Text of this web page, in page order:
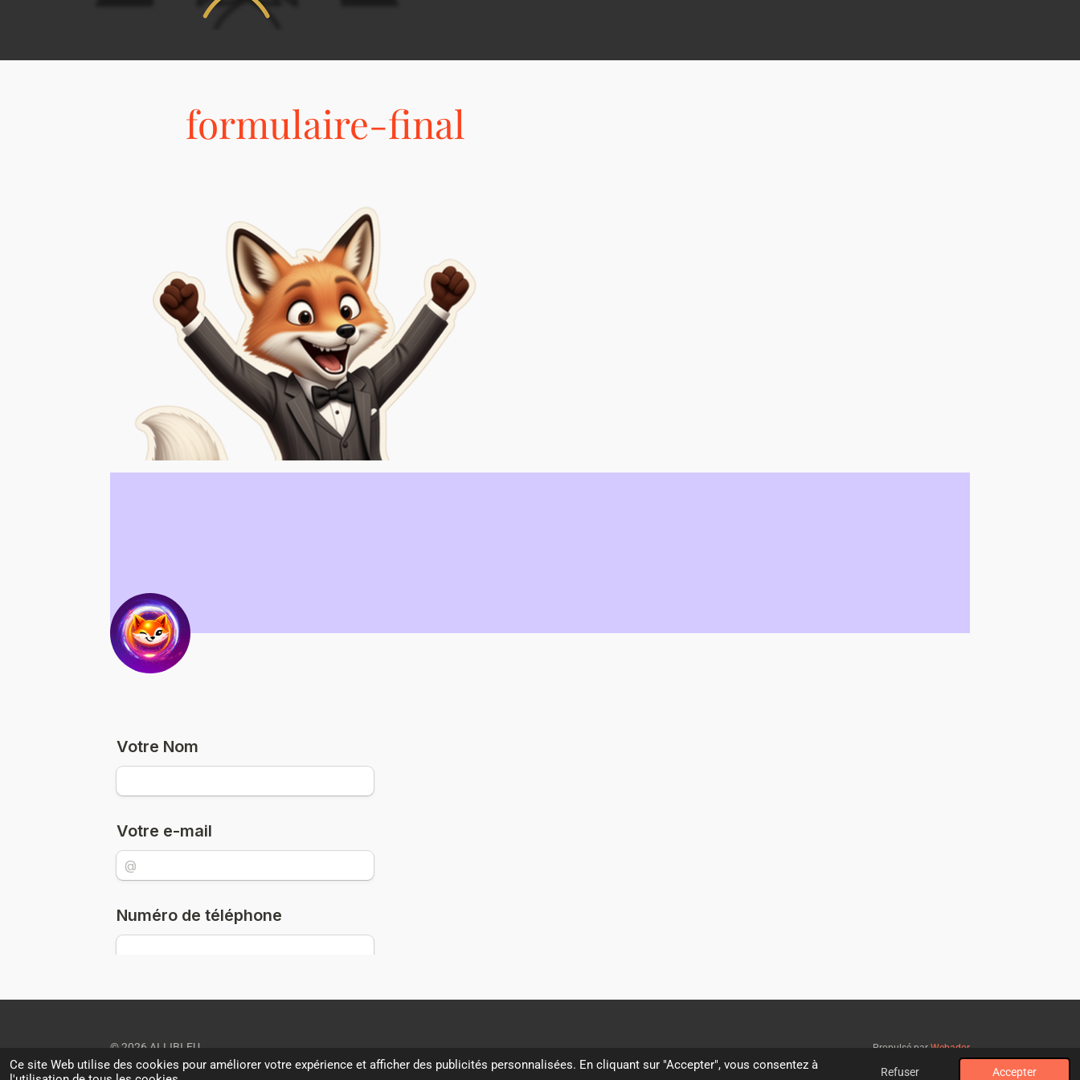
Ce site Web utilise des cookies pour améliorer votre expérience et afficher des publicités personnalisées. En cliquant sur "Accepter", vous consentez à
Refuser Accepter
formulaire-final
© 2026 ALLIBI.EU Propulsé par Webador